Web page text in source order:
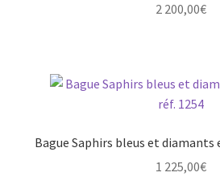
2 200,00€
Bague Saphirs bleus et diamants
1 225,00€